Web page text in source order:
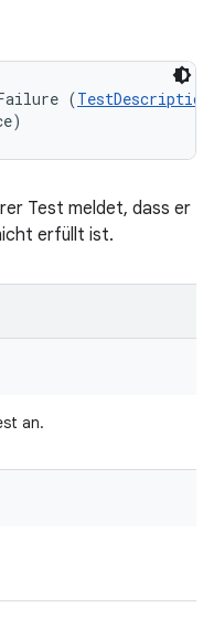
(TestDescription
Test meldet, dass er
erfüllt ist.
an.